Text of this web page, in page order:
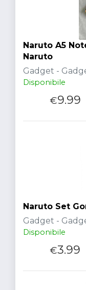
Naruto A5
Naruto
Gadget -
Disponibile
€9.99
Naruto Set
Gadget -
Disponibile
€3.99